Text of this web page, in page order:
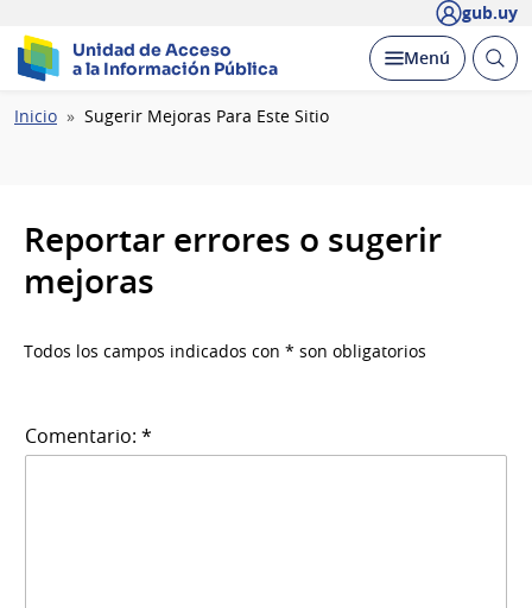
gub.uy
Unidad de Acceso
a la Información Pública
Desplegar
Menú Abrir
Ruta
Inicio Sugerir Mejoras Para Este Sitio
Reportar errores o sugerir
mejoras
Todos los campos indicados con * son obligatorios
Comentario: *